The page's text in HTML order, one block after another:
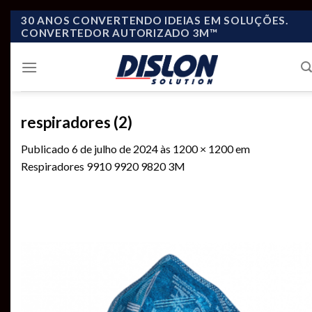
Skip
30 ANOS CONVERTENDO IDEIAS EM SOLUÇÕES.
CONVERTEDOR AUTORIZADO 3M™
respiradores (2)
Publicado6 de julho de 2024às 1200 × 1200em
Respiradores 9910 9920 9820 3M